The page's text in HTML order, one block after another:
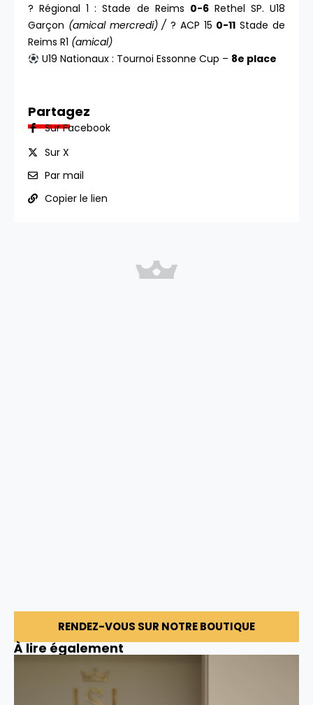
? Régional 1 : Stade de Reims 0-6Rethel SP. U18
Garçon (amical mercredi) /? ACP 15 0-11 Stade de
Reims R1 (amical)
U19 Nationaux : Tournoi Essonne Cup – 8e place
Partagez
Sur Facebook
Sur X
Par mail
Copier le lien
RENDEZ-VOUS SUR NOTRE BOUTIQUE
À lire également